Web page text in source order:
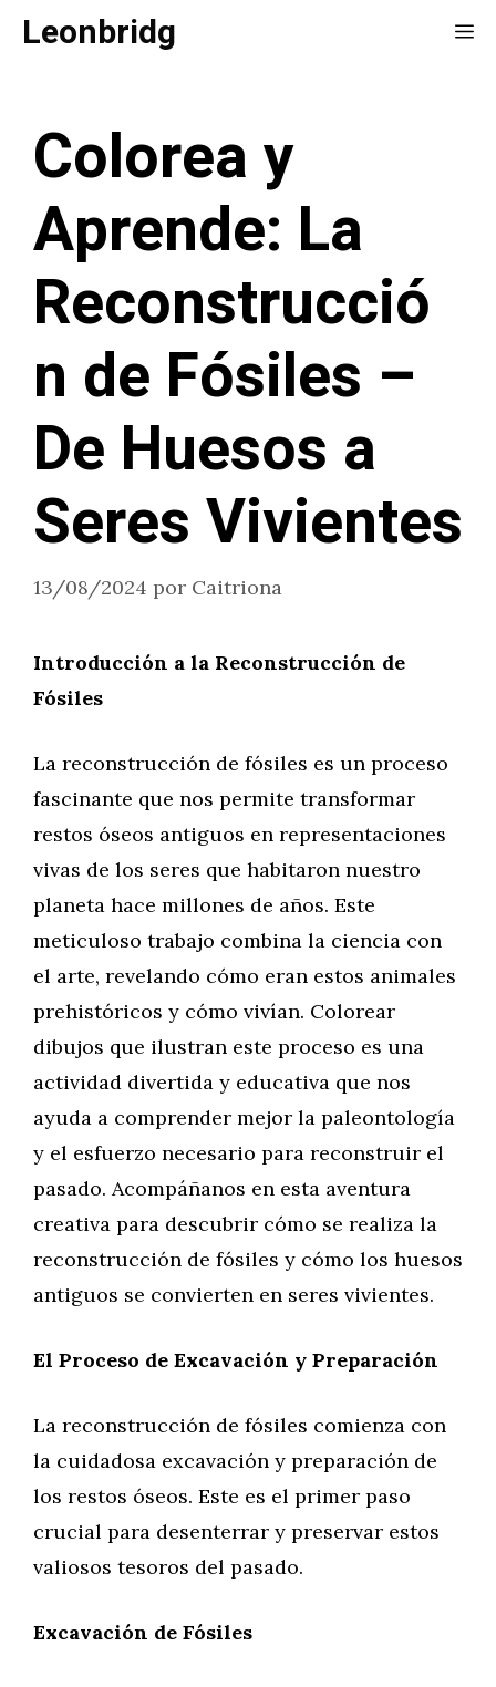
SaltarLeonbridg
Colorea y
Aprende: La
Reconstrucció
n de Fósiles –
De Huesos a
Seres Vivientes
13/08/2024 por Caitriona
Introducción a la Reconstrucción de
Fósiles
La reconstrucción de fósiles es un proceso
fascinante que nos permite transformar
restos óseos antiguos en representaciones
vivas de los seres que habitaron nuestro
planeta hace millones de años. Este
meticuloso trabajo combina la ciencia con
el arte, revelando cómo eran estos animales
prehistóricos y cómo vivían. Colorear
dibujos que ilustran este proceso es una
actividad divertida y educativa que nos
ayuda a comprender mejor la paleontología
y el esfuerzo necesario para reconstruir el
pasado. Acompáñanos en esta aventura
creativa para descubrir cómo se realiza la
reconstrucción de fósiles y cómo los huesos
antiguos se convierten en seres vivientes.
El Proceso de Excavación y Preparación
La reconstrucción de fósiles comienza con
la cuidadosa excavación y preparación de
los restos óseos. Este es el primer paso
crucial para desenterrar y preservar estos
valiosos tesoros del pasado.
Excavación de Fósiles